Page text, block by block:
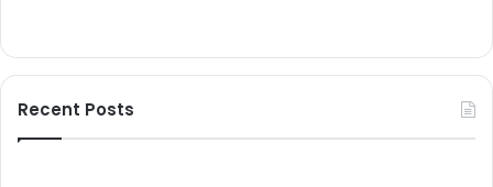
Recent Posts